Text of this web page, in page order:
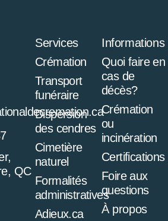
QC
Services
Crémation
Transport
funéraire
Dispersion
des cendres
Cimetière
naturel
Formalités
administratives
Adieux.ca
Informations
Quoi faire en
cas de
décès?
Crémation
ou
incinération
Certifications
Foire aux
questions
À propos